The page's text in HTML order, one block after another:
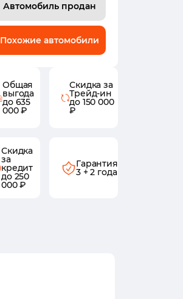
Автомобиль продан
Похожие автомобили
Общая
выгода
до 635
000 ₽
Скидка за
Трейд-ин
до 150 000
₽
Скидка
за
кредит
до 250
000 ₽
Гарантия
3 + 2 года